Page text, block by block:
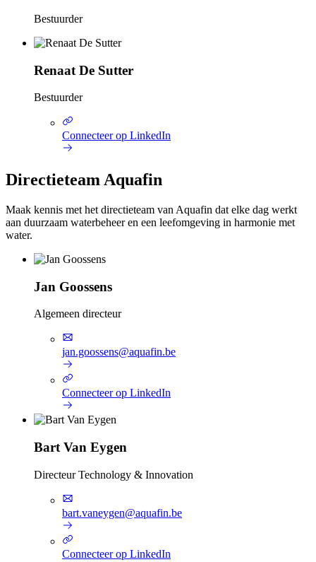
Bestuurder
Renaat De Sutter
Bestuurder
Connecteer op LinkedIn
Directieteam Aquafin
Maak kennis met het directieteam van Aquafin dat elke dag werkt
aan duurzaam waterbeheer en een leefomgeving in harmonie met
water.
Jan Goossens
Algemeen directeur
jan.goossens@aquafin.be
Connecteer op LinkedIn
Bart Van Eygen
Directeur Technology & Innovation
bart.vaneygen@aquafin.be
Connecteer op LinkedIn